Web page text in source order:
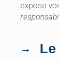
expose